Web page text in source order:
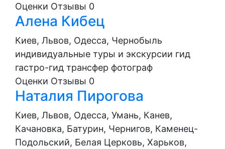
Оценки Отзывы 0
Алена Кибец
Киев, Львов, Одесса, Чернобыль
индивидуальные туры и экскурсии гид
гастро-гид трансфер фотограф
Оценки Отзывы 0
Наталия Пирогова
Киев, Львов, Одесса, Умань, Канев,
Качановка, Батурин, Чернигов, Каменец-
Подольский, Белая Церковь, Харьков,